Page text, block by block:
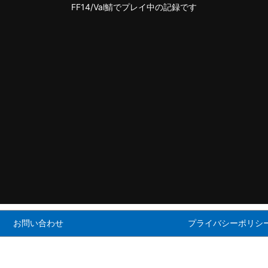
FF14/Val鯖でプレイ中の記録です
お問い合わせ プライバシーポリシ